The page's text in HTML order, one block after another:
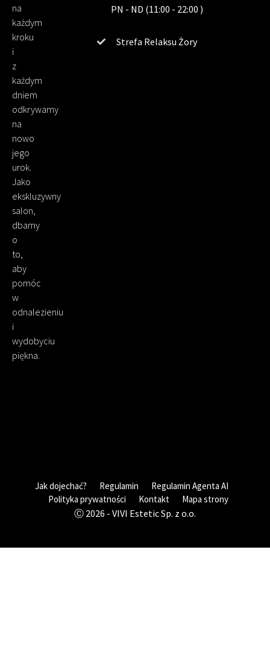
na
każdym
kroku
i
z
każdym
dniem
odkrywamy
na
nowo
jego
urok.
Jako
ekskluzywny
salon,
dbamy
o
to,
aby
pomóc
w
odnalezieniu
i
wydobyciu
piękna.
PN - ND (11:00 - 22:00 )
Strefa Relaksu Żory
Jak dojechać? Regulamin
Regulamin Agenta AI
Polityka prywatności
Kontakt Mapa strony
Ⓒ 2026 - VIVI Estetic Sp. z o.o.